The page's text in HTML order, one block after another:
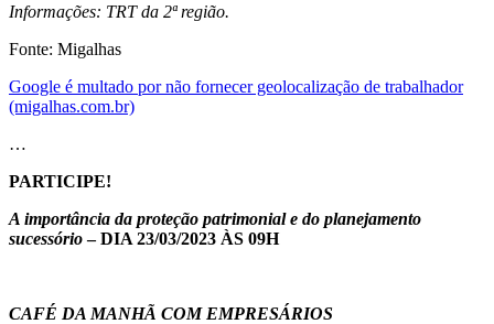
Informações: TRT da 2ª região.
Fonte: Migalhas
Google é multado por não fornecer geolocalização de trabalhador
(migalhas.com.br)
…
PARTICIPE!
A importância da proteção patrimonial e do planejamento
sucessório– DIA 23/03/2023 ÀS 09H
CAFÉ DA MANHÃ COM EMPRESÁRIOS